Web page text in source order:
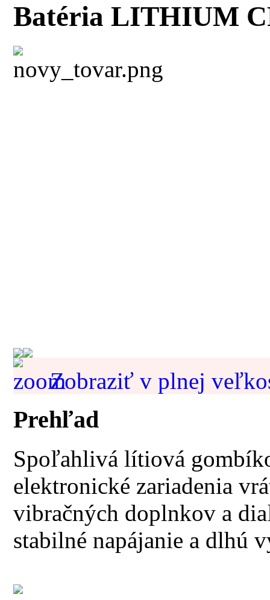
Batéria LITHIUM
Zobraziť v plnej
Prehľad
Spoľahlivá lítiová
elektronické zariadenia
vibračných doplnkov a
stabilné napájanie a dlhú